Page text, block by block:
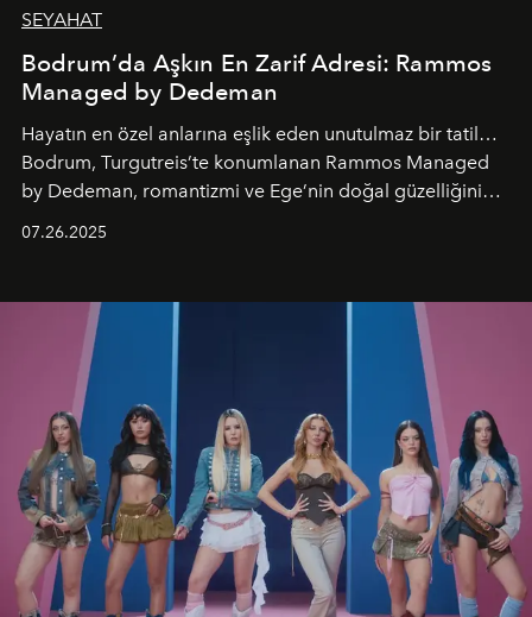
SEYAHAT
Bodrum’da Aşkın En Zarif Adresi: Rammos
Managed by Dedeman
Hayatın en özel anlarına eşlik eden unutulmaz bir tatil…
Bodrum, Turgutreis’te konumlanan Rammos Managed
by Dedeman, romantizmi ve Ege’nin doğal güzelliğini
07.26.2025